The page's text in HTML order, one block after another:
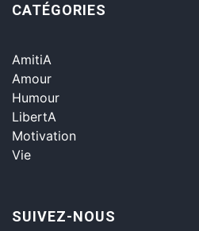
CATÉGORIES
AmitiA
Amour
Humour
LibertA
Motivation
Vie
SUIVEZ-NOUS